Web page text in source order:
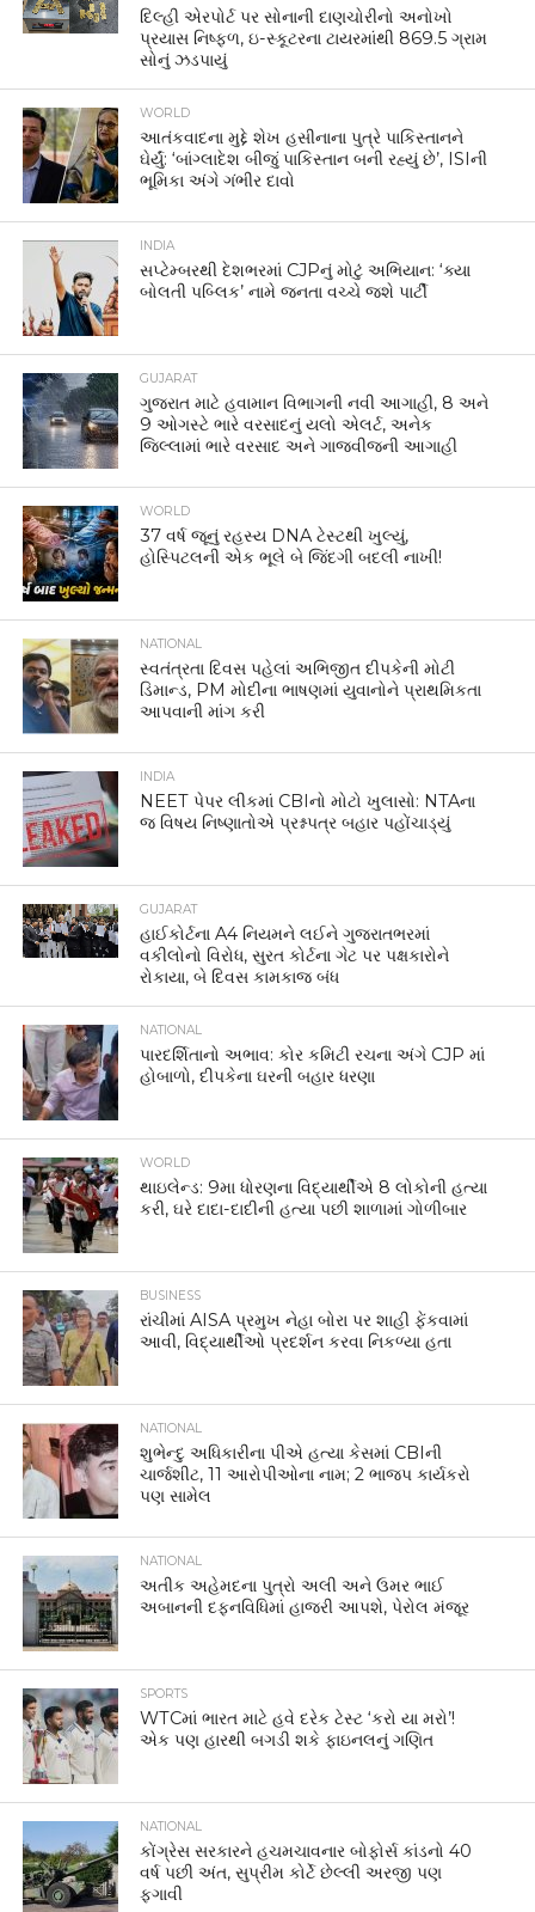
દિલ્હી એરપોર્ટ પર સોનાની દાણચોરીનો અનોખો
પ્રયાસ નિષ્ફળ, ઇ-સ્કૂટરના ટાયરમાંથી 869.5 ગ્રામ
સોનું ઝડપાયું
WORLD
આતંકવાદના મુદ્દે શેખ હસીનાના પુત્રે પાકિસ્તાનને
ઘેર્યું: ‘બાંગ્લાદેશ બીજું પાકિસ્તાન બની રહ્યું છે’, ISIની
ભૂમિકા અંગે ગંભીર દાવો
INDIA
સપ્ટેમ્બરથી દેશભરમાં CJPનું મોટું અભિયાન: ‘ક્યા
બોલતી પબ્લિક’ નામે જનતા વચ્ચે જશે પાર્ટી
GUJARAT
ગુજરાત માટે હવામાન વિભાગની નવી આગાહી, 8 અને
9 ઓગસ્ટે ભારે વરસાદનું યલો એલર્ટ, અનેક
જિલ્લામાં ભારે વરસાદ અને ગાજવીજની આગાહી
WORLD
37 વર્ષ જૂનું રહસ્ય DNA ટેસ્ટથી ખુલ્યું,
હોસ્પિટલની એક ભૂલે બે જિંદગી બદલી નાખી!
NATIONAL
સ્વતંત્રતા દિવસ પહેલાં અભિજીત દીપકેની મોટી
ડિમાન્ડ, PM મોદીના ભાષણમાં યુવાનોને પ્રાથમિકતા
આપવાની માંગ કરી
INDIA
NEET પેપર લીકમાં CBIનો મોટો ખુલાસો: NTAના
જ વિષય નિષ્ણાતોએ પ્રશ્નપત્ર બહાર પહોંચાડ્યું
GUJARAT
હાઈકોર્ટના A4 નિયમને લઈને ગુજરાતભરમાં
વકીલોનો વિરોધ, સુરત કોર્ટના ગેટ પર પક્ષકારોને
રોકાયા, બે દિવસ કામકાજ બંધ
NATIONAL
પારદર્શિતાનો અભાવ: કોર કમિટી રચના અંગે CJP માં
હોબાળો, દીપકેના ઘરની બહાર ધરણા
WORLD
થાઇલેન્ડ: 9મા ધોરણના વિદ્યાર્થીએ 8 લોકોની હત્યા
કરી, ઘરે દાદા-દાદીની હત્યા પછી શાળામાં ગોળીબાર
BUSINESS
રાંચીમાં AISA પ્રમુખ નેહા બોરા પર શાહી ફેંકવામાં
આવી, વિદ્યાર્થીઓ પ્રદર્શન કરવા નિકળ્યા હતા
NATIONAL
શુભેન્દુ અધિકારીના પીએ હત્યા કેસમાં CBIની
ચાર્જશીટ, 11 આરોપીઓના નામ; 2 ભાજપ કાર્યકરો
પણ સામેલ
NATIONAL
અતીક અહેમદના પુત્રો અલી અને ઉમર ભાઈ
અબાનની દફનવિધિમાં હાજરી આપશે, પેરોલ મંજૂર
SPORTS
WTCમાં ભારત માટે હવે દરેક ટેસ્ટ ‘કરો યા મરો’!
એક પણ હારથી બગડી શકે ફાઇનલનું ગણિત
NATIONAL
કોંગ્રેસ સરકારને હચમચાવનાર બોફોર્સ કાંડનો 40
વર્ષ પછી અંત, સુપ્રીમ કોર્ટે છેલ્લી અરજી પણ
ફગાવી